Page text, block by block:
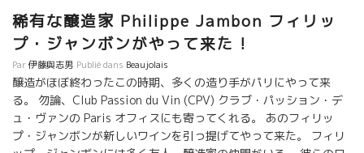
だ！！ ロドルフはスイスの三ツ星レストランの調理を担当してい
た料理人時代がある。 その時に若きフィリップ・ジャンボンがソ
ムリエとして働いていたのである。 . ジャンボンのAux Amis
d’une Francheを開けた。 ウーン！ 炎の料理に炎のワイン！ フラ
ンスの真髄にある奥深い文化エネルギーは燃え続けている！！ . 食
べている間に、自分の体の奥から喜びとエネルギーがほとばしっ
てくるのを感じる。 . 時間が止まった様なフランスには、このエネ
ルギーの火種を絶やさないように頑張っている人達がいる。 我々
稀有な醸造家 Philippe Jambon フィリッ
プ・ジャンボンがやって来た !
Par伊藤與志男 Publié dans Beaujolais
醸造がほぼ終わったこの時期、多くの造り手がパリにやって来
る。 勿論、Club Passion du Vin (CPV) クラブ・パッション・デ
ュ・ヴァンの Paris オフィスにも寄ってくれる。 あのフィリッ
プ・ジャンボンが新しいワインを引っ提げてやって来た。 フィリ